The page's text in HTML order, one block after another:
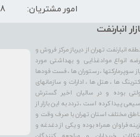
انبارنفت
انبارنفت تهران از دیرباز مرکز فروش و
انواع موادغذایی و بهداشتی مورد
سوپرمارکتها ، رستوران ها ، فست فودها
ها ، هتل ها ، ادارات و سازمانهای
بوده و در سالیان اخیر گسترش
پیدا کرده است ، تردد به این بازار از
مختلف استان تهران با صرف وقت و
فراوان همراه بوده و یکی از دغدغه و
امور مشتریان: